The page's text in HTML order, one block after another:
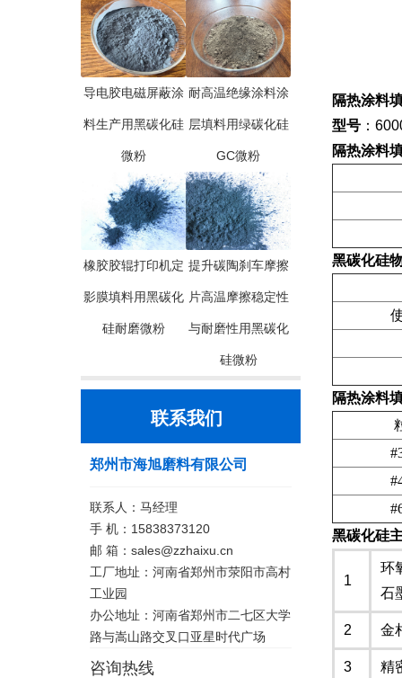
导电胶电磁屏蔽涂
料生产用黑碳化硅
微粉
耐高温绝缘涂料涂
层填料用绿碳化硅
GC微粉
橡胶胶辊打印机定
影膜填料用黑碳化
硅耐磨微粉
提升碳陶刹车摩擦
片高温摩擦稳定性
与耐磨性用黑碳化
硅微粉
联系我们
郑州市海旭磨料有限公司
联系人：马经理
手 机：15838373120
邮 箱：sales@zzhaixu.cn
工厂地址：河南省郑州市荥阳市高村
工业园
办公地址：河南省郑州市二七区大学
路与嵩山路交叉口亚星时代广场
咨询热线
隔热涂料
型号 ：
隔热涂料
黑碳化硅
隔热涂料
黑碳化硅
1
环
石
2 金
3 精